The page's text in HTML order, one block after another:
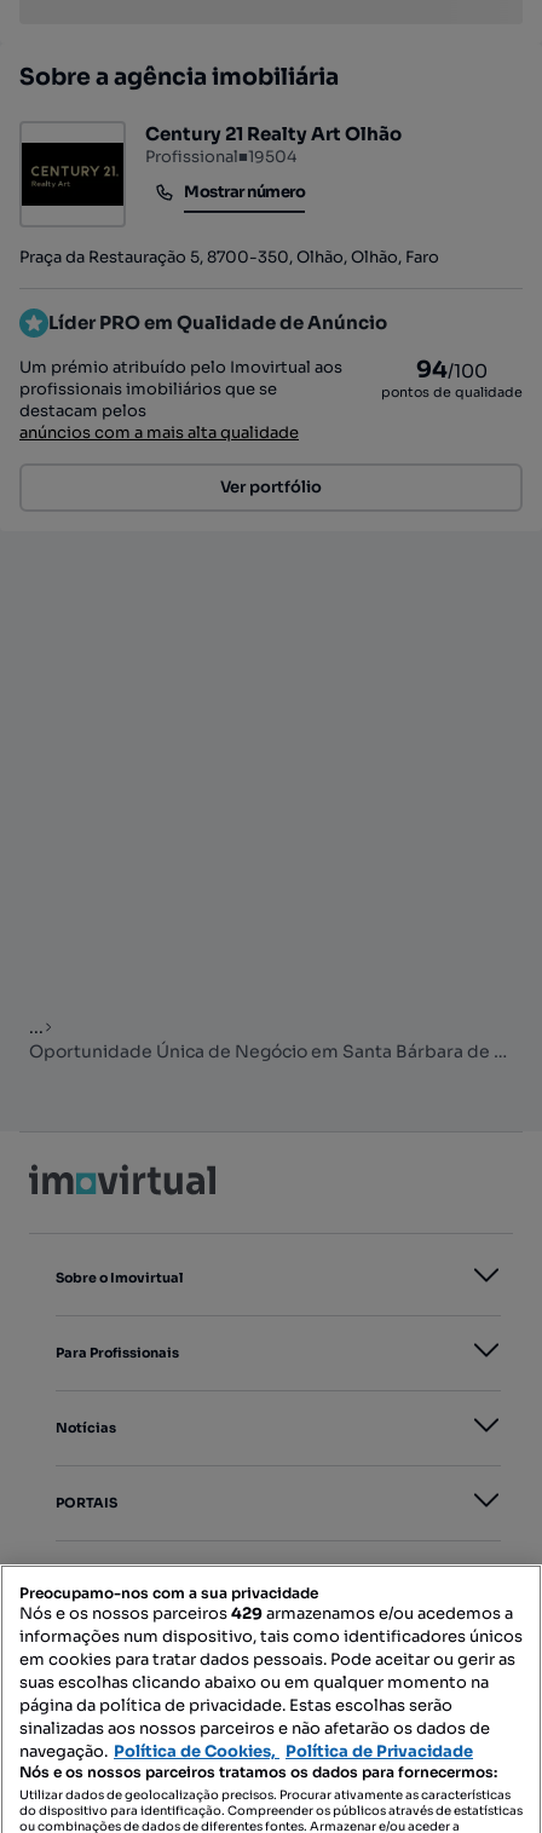
Sobre a agência imobiliária
Century 21 Realty Art Olhão
Profissional■19504
Mostrar número
Mostrar número
Praça da Restauração 5, 8700-350, Olhão, Olhão, Faro
Líder PRO em Qualidade de Anúncio
Um prémio atribuído pelo Imovirtual aos
profissionais imobiliários que se
destacam pelos
anúncios com a mais alta qualidade
94/100
pontos de qualidade
Ver portfólio
...
Oportunidade Única de Negócio em Santa Bárbara de Nexe – Faro
Sobre o Imovirtual
Para Profissionais
Notícias
PORTAIS
Contacte-nos
SIGA-NOS:
Preocupamo-nos com a sua privacidade
Nós e os nossos parceiros429armazenamos e/ou acedemos a
informações num dispositivo, tais como identificadores únicos
em cookies para tratar dados pessoais. Pode aceitar ou gerir as
suas escolhas clicando abaixo ou em qualquer momento na
página da política de privacidade. Estas escolhas serão
sinalizadas aos nossos parceiros e não afetarão os dados de
navegação. Política de Cookies, Política de Privacidade
Nós e os nossos parceiros tratamos os dados para fornecermos:
Utilizar dados de geolocalização precisos. Procurar ativamente as características
do dispositivo para identificação. Compreender os públicos através de estatísticas
ou combinações de dados de diferentes fontes. Armazenar e/ou aceder a